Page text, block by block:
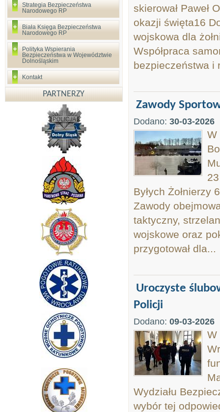
Strategia Bezpieczeństwa
Narodowego RP
Biała Księga Bezpieczeństwa
Narodowego RP
Polityka Wspierania
Bezpieczeństwa w Województwie
Dolnośląskim
Kontakt
PARTNERZY
skierował Paweł
okazji święta16
wojskowa dla
Współpraca
bezpieczeństwa i
Zawody
Dodano: 30-03-2026
W
Byłych Żołnierzy
Zawody
taktyczny,
wojskowe oraz
przygotował dla...
Uroczyste
Policji
Dodano: 09-03-2026
W
Wydziału
wybór tej